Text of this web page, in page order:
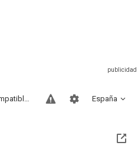
España
Sitios compatibles